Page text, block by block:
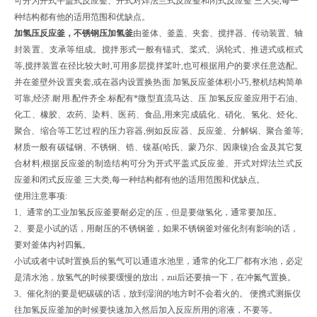
种结构都有他的适用范围和优缺点。
加氢压反应釜，不锈钢压加氢釜由釜体、釜盖、夹套、搅拌器、传动装置、轴
封装置、支承等组成。搅拌形式一般有锚式、桨式、涡轮式、推进式或框式
等,搅拌装置在径比较大时,可用多层搅拌桨叶,也可根据用户的要求任意选配。
并在釜壁外设置夹套,或在器内设置换热面 加氢反应釜体积小巧,整机结构简单
可靠,经济.耐用.配件齐全.标配有*微型直流马达、压 加氢反应釜应用于石油、
化工、橡胶、农药、染料、医药、食品,用来完成硫化、硝化、氢化、烃化、
聚合、缩合等工艺过程的压力容器,例如反应器、反应釜、分解锅、聚合釜等;
材质一般有碳锰钢、不锈钢、锆、镍基(哈氏、蒙乃尔、因康镍)合金及其它复
合材料;根据反应釜的制造结构可分为开式平盖式反应釜、开式对焊法兰式反
应釜和闭式反应釜 三大类,每一种结构都有他的适用范围和优缺点。
使用注意事项:
1、通常的工业加氢反应釜要耐必定的压，但是要做氢化，通常要加压。
2、要是小试的话，用耐压的不锈钢釜，如果不锈钢釜对催化剂有影响的话，
要对釜体内衬四氟。
小试或者中试时置换后的氢气可以通道水池里，通常的化工厂都有水池，必定
是清水池，放氢气的时候要缓慢的放出，zui后还要抽一下，在冲氮气置换。
3、催化剂的要是钯碳碳的话，放到湿润的地方时不会着火的。 便携式测振仪
往加氢反应釜加的时候要快速加入然后加入反应所用的溶液，不要等。